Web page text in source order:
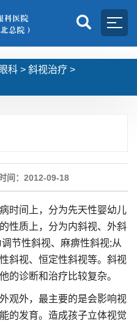
科 > 斜视治疗 >
时间：2012-09-18
时间上，分为先天性婴幼儿
性质上，分为内斜视、外斜
节性斜视、麻痹性斜视;从
斜视、恒定性斜视等。斜视
的诊断和治疗比较复杂。
观外，最主要的是会影响视
的发育。造成孩子立体视觉